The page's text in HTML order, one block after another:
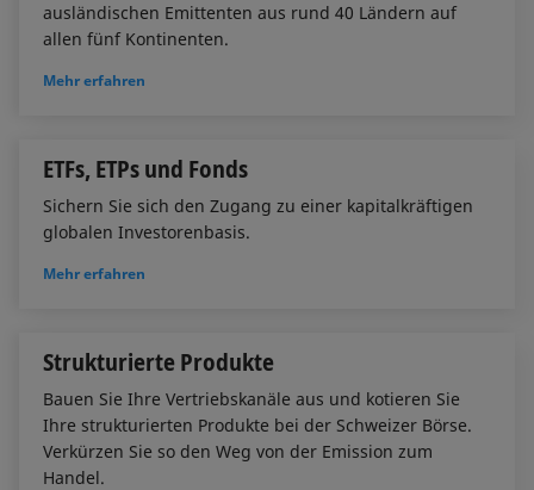
ausländischen Emittenten aus rund 40 Ländern auf
allen fünf Kontinenten.
Mehr erfahren
ETFs, ETPs und Fonds
Sichern Sie sich den Zugang zu einer kapitalkräftigen
globalen Investorenbasis.
Mehr erfahren
Strukturierte Produkte
Bauen Sie Ihre Vertriebskanäle aus und kotieren Sie
Ihre strukturierten Produkte bei der Schweizer Börse.
Verkürzen Sie so den Weg von der Emission zum
Handel.